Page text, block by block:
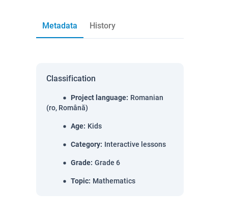
Metadata History
Classification
Project language: Romanian
(ro, Română)
Age: Kids
Category: Interactive lessons
Grade: Grade 6
Topic: Mathematics